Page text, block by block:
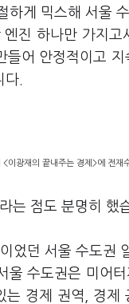
하게 믹스해 서울
진 하나만 가지
어 안정적이고
다.
이광재의 끝내주는 경제>에 전
는 점도 분명히 했
었던 서울 수도권
수도권은 미어
경제 권역, 경제